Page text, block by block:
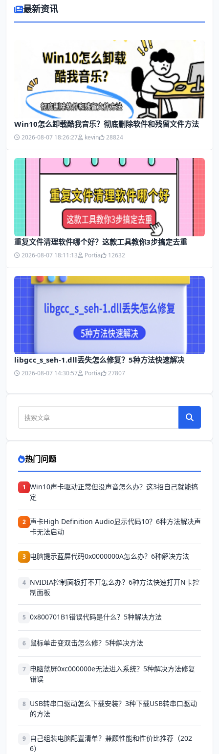
最新资讯
Win10怎么卸载酷我音乐？彻底删除软件和残留文件方法
2026-08-07 18:26:27 kevin 28824
​重复文件清理软件哪个好？这款工具教你3步搞定去重
2026-08-07 18:11:13 Portia 12632
libgcc_s_seh-1.dll丢失怎么修复？5种方法快速解决
2026-08-07 14:30:57 Portia 27807
热门问题
1 Win10声卡驱动正常但没声音怎么办？这3招自己就能搞
定
2 声卡High Definition Audio显示代码10？6种方法解决声
卡无法启动
3 电脑提示蓝屏代码0x0000000A怎么办？6种解决方法
4 NVIDIA控制面板打不开怎么办？6种方法快速打开N卡控
制面板
5 0x800701B1错误代码是什么？5种解决方法
6 鼠标单击变双击怎么修？5种解决方法
7 电脑蓝屏0xc000000e无法进入系统？5种解决方法修复
错误
8 USB转串口驱动怎么下载安装？3种下载USB转串口驱动
的方法
9
自己组装电脑配置清单？兼顾性能和性价比推荐（202
6）